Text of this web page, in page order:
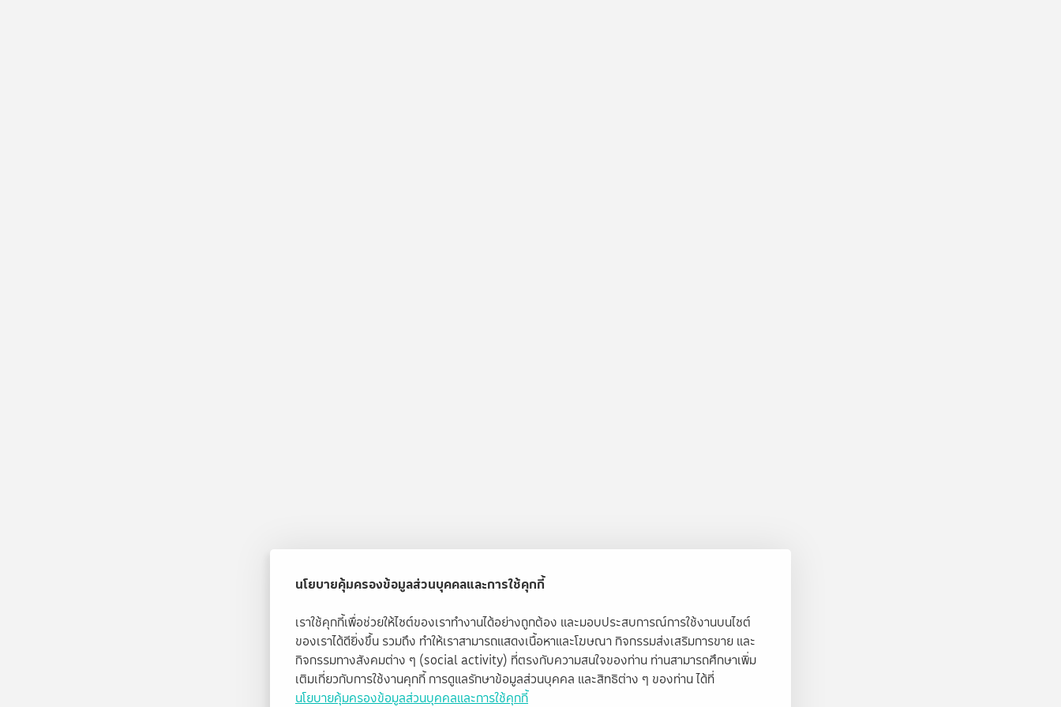
นโยบายคุ้มครองข้อมูลส่วนบุคคลและการใช้คุกกี้
เราใช้คุกกี้เพื่อช่วยให้ไซต์ของเราทำงานได้อย่างถูกต้อง และมอบประสบการณ์การใช้งานบนไซต์
ของเราได้ดียิ่งขึ้น รวมถึง ทำให้เราสามารถแสดงเนื้อหาและโฆษณา กิจกรรมส่งเสริมการขาย และ
กิจกรรมทางสังคมต่าง ๆ (social activity) ที่ตรงกับความสนใจของท่าน ท่านสามารถศึกษาเพิ่ม
เติมเกี่ยวกับการใช้งานคุกกี้ การดูแลรักษาข้อมูลส่วนบุคคล และสิทธิต่าง ๆ ของท่าน ได้ที่
นโยบายคุ้มครองข้อมูลส่วนบุคคลและการใช้คุกกี้